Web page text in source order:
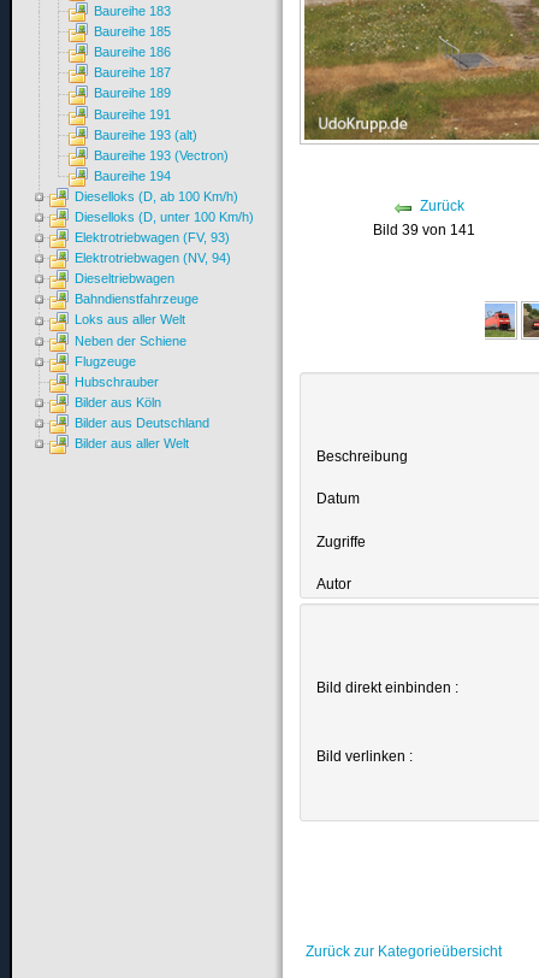
Zurück
Bild 39 von 141
Beschreibung
Datum
Zugriffe
Autor
Bild direkt einbinden :
Bild verlinken :
Zurück zur Kategorieübersicht
Baureihe 183
Baureihe 185
Baureihe 186
Baureihe 187
Baureihe 189
Baureihe 191
Baureihe 193 (alt)
Baureihe 193 (Vectron)
Baureihe 194
Dieselloks (D, ab 100 Km/h)
Dieselloks (D, unter 100 Km/h)
Elektrotriebwagen (FV, 93)
Elektrotriebwagen (NV, 94)
Dieseltriebwagen
Bahndienstfahrzeuge
Loks aus aller Welt
Neben der Schiene
Flugzeuge
Hubschrauber
Bilder aus Köln
Bilder aus Deutschland
Bilder aus aller Welt